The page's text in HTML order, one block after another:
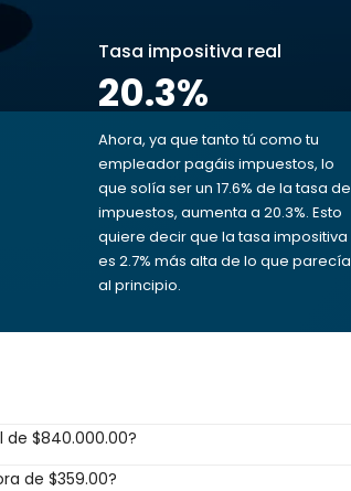
Tasa impositiva real
20.3%
Ahora, ya que tanto tú como tu
empleador pagáis impuestos, lo
que solía ser un 17.6% de la tasa de
impuestos, aumenta a 20.3%. Esto
quiere decir que la tasa impositiva
es 2.7% más alta de lo que parecía
al principio.
$840.000.00?
de $359.00?